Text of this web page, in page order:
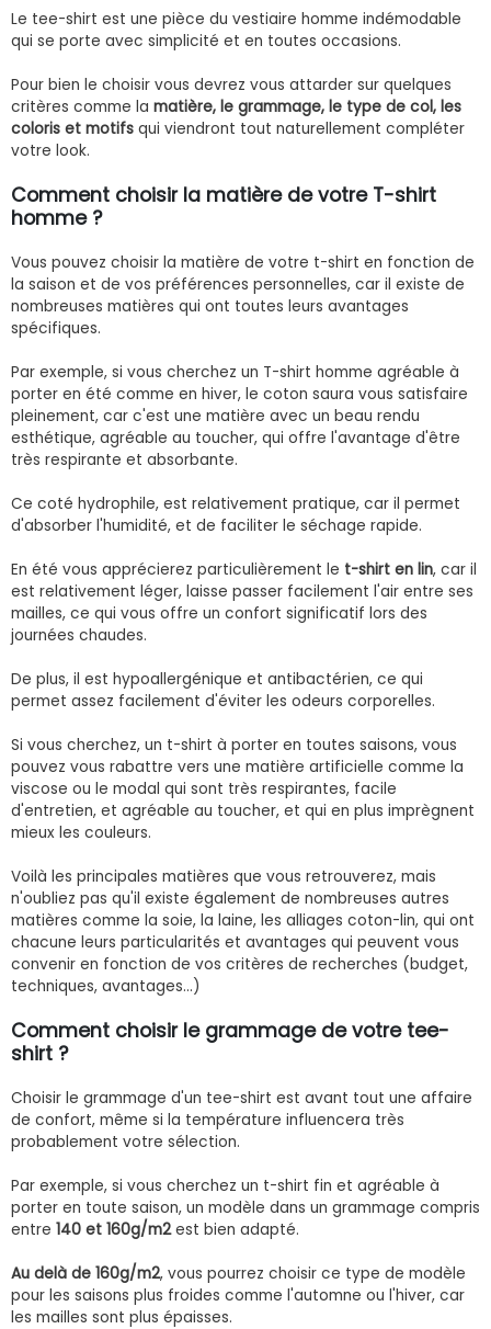
Le tee-shirt est une pièce du vestiaire homme indémodable
qui se porte avec simplicité et en toutes occasions.
Pour bien le choisir vous devrez vous attarder sur quelques
critères comme la matière, le grammage, le type de col, les
coloris et motifs qui viendront tout naturellement compléter
votre look.
Comment choisir la matière de votre T-shirt
homme ?
Vous pouvez choisir la matière de votre t-shirt en fonction de
la saison et de vos préférences personnelles, car il existe de
nombreuses matières qui ont toutes leurs avantages
spécifiques.
Par exemple, si vous cherchez un T-shirt homme agréable à
porter en été comme en hiver, le coton saura vous satisfaire
pleinement, car c'est une matière avec un beau rendu
esthétique, agréable au toucher, qui offre l'avantage d'être
très respirante et absorbante.
Ce coté hydrophile, est relativement pratique, car il permet
d'absorber l'humidité, et de faciliter le séchage rapide.
En été vous apprécierez particulièrement le t-shirt en lin, car il
est relativement léger, laisse passer facilement l'air entre ses
mailles, ce qui vous offre un confort significatif lors des
journées chaudes.
De plus, il est hypoallergénique et antibactérien, ce qui
permet assez facilement d'éviter les odeurs corporelles.
Si vous cherchez, un t-shirt à porter en toutes saisons, vous
pouvez vous rabattre vers une matière artificielle comme la
viscose ou le modal qui sont très respirantes, facile
d'entretien, et agréable au toucher, et qui en plus imprègnent
mieux les couleurs.
Voilà les principales matières que vous retrouverez, mais
n'oubliez pas qu'il existe également de nombreuses autres
matières comme la soie, la laine, les alliages coton-lin, qui ont
chacune leurs particularités et avantages qui peuvent vous
convenir en fonction de vos critères de recherches (budget,
techniques, avantages...)
Comment choisir le grammage de votre tee-
shirt ?
Choisir le grammage d'un tee-shirt est avant tout une affaire
de confort, même si la température influencera très
probablement votre sélection.
Par exemple, si vous cherchez un t-shirt fin et agréable à
porter en toute saison, un modèle dans un grammage compris
entre 140 et 160g/m2est bien adapté.
Au delà de 160g/m2, vous pourrez choisir ce type de modèle
pour les saisons plus froides comme l'automne ou l'hiver, car
les mailles sont plus épaisses.